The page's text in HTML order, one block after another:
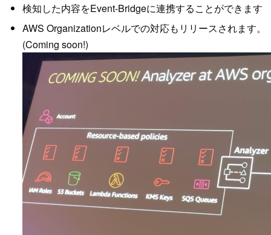
検知した内容をEvent-Bridgeに連携することができます
AWS Organizationレベルでの対応もリリースされます。
(Coming soon!)